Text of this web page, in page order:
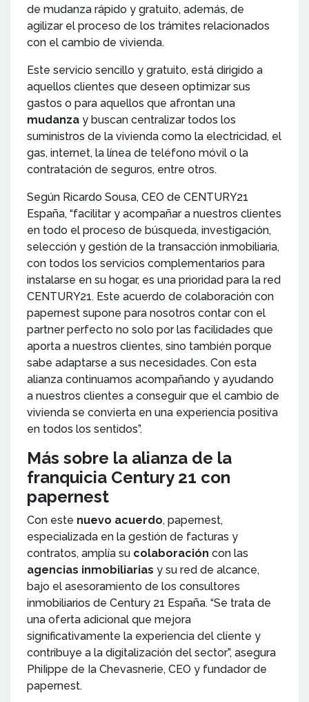
de mudanza rápido y gratuito, además, de
agilizar el proceso de los trámites relacionados
con el cambio de vivienda.
Este servicio sencillo y gratuito, está dirigido a
aquellos clientes que deseen optimizar sus
gastos o para aquellos que afrontan una
mudanza y buscan centralizar todos los
suministros de la vivienda como la electricidad, el
gas, internet, la línea de teléfono móvil o la
contratación de seguros, entre otros.
Según Ricardo Sousa, CEO de CENTURY21
España, “facilitar y acompañar a nuestros clientes
en todo el proceso de búsqueda, investigación,
selección y gestión de la transacción inmobiliaria,
con todos los servicios complementarios para
instalarse en su hogar, es una prioridad para la red
CENTURY21. Este acuerdo de colaboración con
papernest supone para nosotros contar con el
partner perfecto no solo por las facilidades que
aporta a nuestros clientes, sino también porque
sabe adaptarse a sus necesidades. Con esta
alianza continuamos acompañando y ayudando
a nuestros clientes a conseguir que el cambio de
vivienda se convierta en una experiencia positiva
en todos los sentidos”.
Más sobre la alianza de la
franquicia Century 21 con
papernest
Con este nuevo acuerdo, papernest,
especializada en la gestión de facturas y
contratos, amplía su colaboración con las
agencias inmobiliarias y su red de alcance,
bajo el asesoramiento de los consultores
inmobiliarios de Century 21 España. “Se trata de
una oferta adicional que mejora
significativamente la experiencia del cliente y
contribuye a la digitalización del sector”, asegura
PhiIippe de Ia Chevasnerie, CEO y fundador de
papernest.